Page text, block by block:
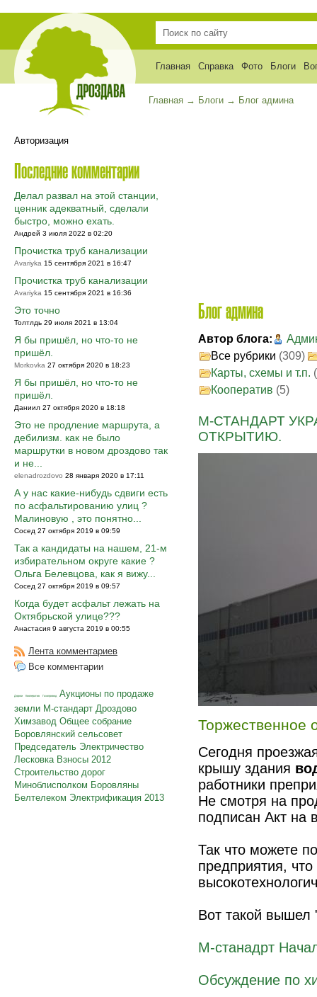
Главная Справка Фото Блоги
Авторизация
Главная → Блоги → Блог админа
Последние комментарии
Делал развал на этой станции,
ценник адекватный, сделали
быстро, можно ехать.
Андрей 3 июля 2022 в 02:20
Прочистка труб канализации
Avariyka 15 сентября 2021 в 16:47
Прочистка труб канализации
Avariyka 15 сентября 2021 в 16:36
Это точно
Толтлдь 29 июля 2021 в 13:04
Я бы пришёл, но что-то не
пришёл.
Morkovka 27 октября 2020 в 18:23
Я бы пришёл, но что-то не
пришёл.
Даниил 27 октября 2020 в 18:18
Это не продление маршрута, а
дебилизм. как не было
маршрутки в новом дроздово так
и не...
elenadrozdovo 28 января 2020 в 17:11
А у нас какие-нибудь сдвиги есть
по асфальтированию улиц ?
Малиновую , это понятно...
Сосед 27 октября 2019 в 09:59
Так а кандидаты на нашем, 21-м
избирательном округе какие ?
Ольга Белевцова, как я вижу...
Сосед 27 октября 2019 в 09:57
Когда будет асфальт лежать на
Октябрьской улице???
Анастасия 9 августа 2019 в 00:55
Лента комментариев
Все комментарии
Дороги Кооператив Газопровод
Аукционы по продаже
земли М-стандарт Дроздово
Химзавод Общее собрание
Боровлянский сельсовет
Председатель Электричество
Лесковка Взносы 2012
Строительство дорог
Миноблисполком Боровляны
Белтелеком Электрификация 2013
Блог админа
Автор блога:
Все рубрики (309)
Карты, схемы и т.п.
Кооператив (5)
М-СТАНДАРТ
ОТКРЫТИЮ.
Торжественное
Сегодня
крышу здания
работники
Не смотря на
подписан Акт на
Так что можете
предприятия,
Вот такой вышел
М-станадрт
Обсуждение по